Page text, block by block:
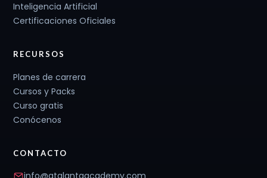
Inteligencia Artificial
Certificaciones Oficiales
RECURSOS
Planes de carrera
Cursos y Packs
Curso gratis
Conócenos
CONTACTO
info@atalantaacademy.com